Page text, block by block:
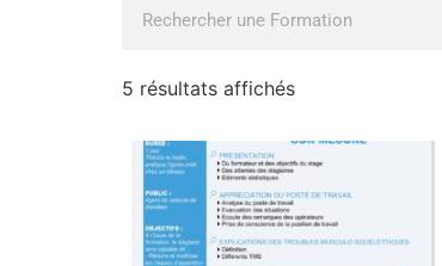
5 résultats affichés